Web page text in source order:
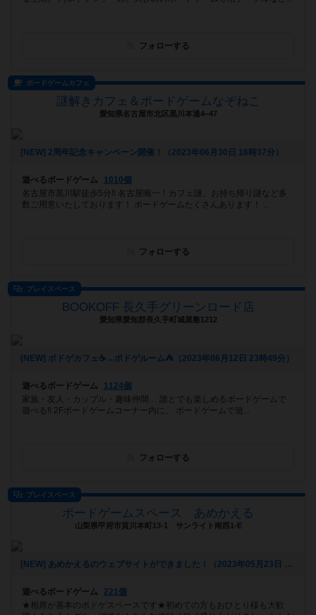
フォローする
ボードゲームカフェ
謎解きカフェ＆ボードゲームなぞねこ
愛知県名古屋市北区黒川本通4−47
[NEW] 2周年記念キャンペーン開催！（2023年06月30日 16時37分）
遊べるボードゲーム
1010個
名古屋市黒川駅徒歩5分!! 名古屋唯一！カフェ謎、お持ち帰り謎など多
数ご用意いたしております！ ボードゲームたくさんあります！ ...
フォローする
プレイスペース
BOOKOFF 長久手グリーンロード店
愛知県愛知郡長久手町城屋敷1212
[NEW] ボドゲカフェ☕️→ボドゲルーム⛺️（2023年06月12日 23時49分）
遊べるボードゲーム
1124個
家族・友人・カップル・趣味仲間… 誰とでも楽しめるボードゲームで
遊べる‼️ 2Fボードゲームコーナー内に、 ボードゲームで遊...
フォローする
プレイスペース
ボードゲームスペース あめかえる
山梨県甲府市貢川本町13-1 サンライト南西1-E
[NEW] あめかえるのウェブサイトができました！（2023年05月23日 20時51分）
遊べるボードゲーム
221個
★相席が基本のボドゲスペースです★初めての方もおひとり様も大歓